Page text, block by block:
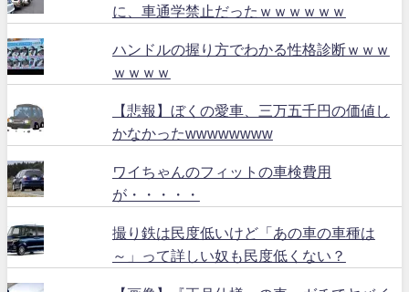
に、車通学禁止だったｗｗｗｗｗｗ
ハンドルの握り方でわかる性格診断ｗｗｗ
ｗｗｗｗ
【悲報】ぼくの愛車、三万五千円の価値し
かなかったwwwwwwww
ワイちゃんのフィットの車検費用
が・・・・・
撮り鉄は民度低いけど「あの車の車種は
～」って詳しい奴も民度低くない？